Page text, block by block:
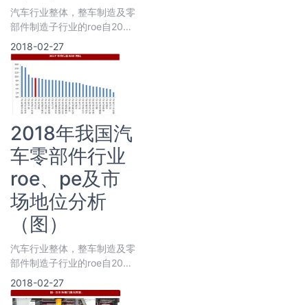
汽车行业整体，整车制造及零
部件制造子行业的roe自2009
年以来稳定在10%左右，在所
有申万行业中位列第五。
2018-02-27
2018年我国汽
车零部件行业
roe、pe及市
场地位分析
（图）
汽车行业整体，整车制造及零
部件制造子行业的roe自2009
年以来稳定在10%左右，在所
有申万行业中位列第五。
2018-02-27